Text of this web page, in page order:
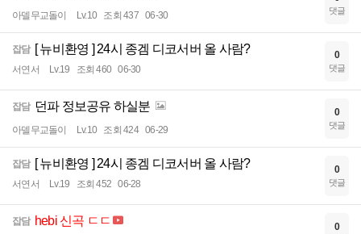
아델무교돌이 Lv.10 조회 437 06-30 댓글
잡담 [ 뉴비환영 ] 24시 종겜 디코서버 올 사람?
서연서 Lv.19 조회 460 06-30
0
댓글
잡담 던파 정보공유 하실분
아델무교돌이 Lv.10 조회 424 06-29
0
댓글
잡담 [ 뉴비환영 ] 24시 종겜 디코서버 올 사람?
서연서 Lv.19 조회 452 06-28
0
댓글
잡담 hebi 신곡 ㄷㄷ 0